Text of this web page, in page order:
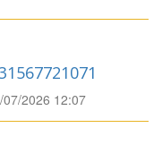
2026 12:07